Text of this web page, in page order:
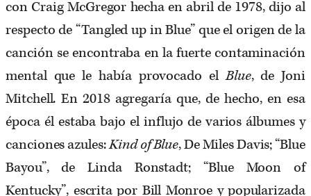
con Craig McGregor hecha en abril de 1978, dijo al
respecto de “Tangled up in Blue” que el origen de la
canción se encontraba en la fuerte contaminación
mental que le había provocado elBlue, de Joni
Mitchell. En 2018 agregaría que, de hecho, en esa
época él estaba bajo el influjo de varios álbumes y
canciones azules:Kind of Blue, De Miles Davis; “Blue
Bayou”, de Linda Ronstadt; “Blue Moon of
Kentucky”, escrita por Bill Monroe y popularizada